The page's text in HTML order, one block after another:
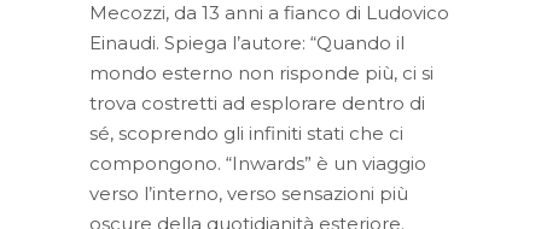
Mecozzi, da 13 anni a fianco di Ludovico
Einaudi. Spiega l’autore: “Quando il
mondo esterno non risponde più, ci si
trova costretti ad esplorare dentro di
sé, scoprendo gli infiniti stati che ci
compongono. “Inwards” è un viaggio
verso l’interno, verso sensazioni più
oscure della quotidianità esteriore.